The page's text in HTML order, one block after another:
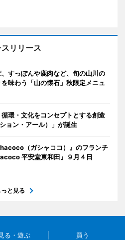
リリース
、すっぽんや鹿肉など、旬の山川の
味わう「山の懐石」秋限定メニュ
環・文化をコンセプトとする創造
ョン・アール）」が誕生
（ガシャココ）』のフランチ
平安堂東和田』９月４日
っと見る
る・遊ぶ 買う